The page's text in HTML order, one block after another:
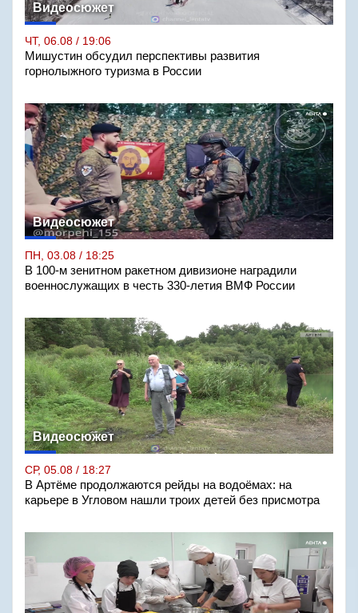
Видеосюжет
ЧТ, 06.08 / 19:06
Мишустин обсудил перспективы развития
горнолыжного туризма в России
Видеосюжет
ПН, 03.08 / 18:25
В 100-м зенитном ракетном дивизионе наградили
военнослужащих в честь 330-летия ВМФ России
Видеосюжет
СР, 05.08 / 18:27
В Артёме продолжаются рейды на водоёмах: на
карьере в Угловом нашли троих детей без присмотра